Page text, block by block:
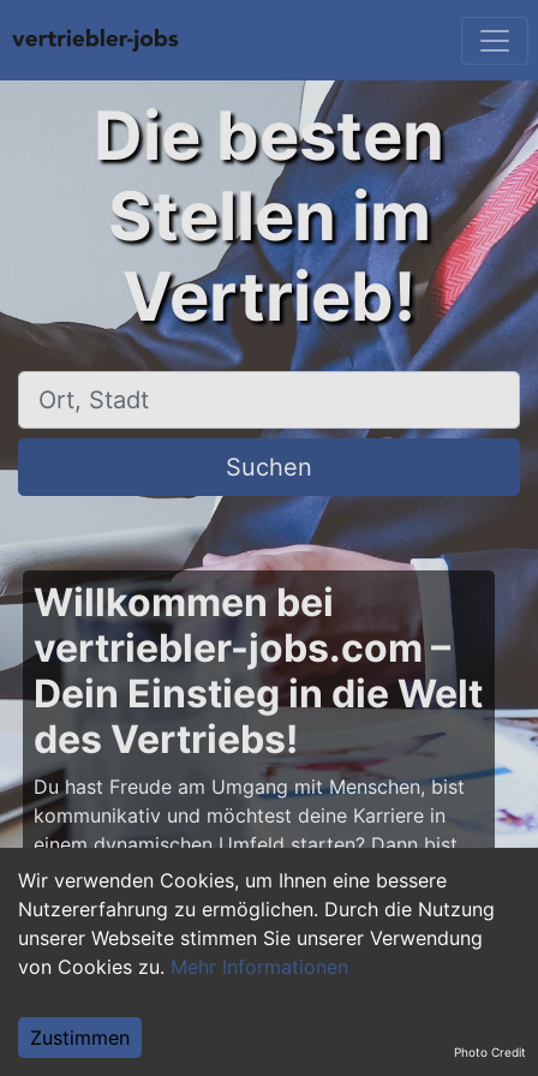
Wir verwenden Cookies, um Ihnen eine bessere
Nutzererfahrung zu ermöglichen. Durch die Nutzung
unserer Webseite stimmen Sie unserer Verwendung
von Cookies zu. Mehr Informationen
Zustimmen
Die besten
Stellen im
Vertrieb!
Ort, Stadt
Suchen
Willkommen bei
vertriebler-jobs.com –
Dein Einstieg in die Welt
des Vertriebs!
Du hast Freude am Umgang mit Menschen, bist
kommunikativ und möchtest deine Karriere in
einem dynamischen Umfeld starten? Dann bist
du aufvertriebler-jobs.comgenau richtig! Hier
findest du zahlreiche Ausbildungsplätze und
Einstiegsjobs im Vertrieb – von klassischen
Vertriebspositionen über Außendienst bis hin zu
Vertriebler und entwickle deine Talente!
Photo Credit